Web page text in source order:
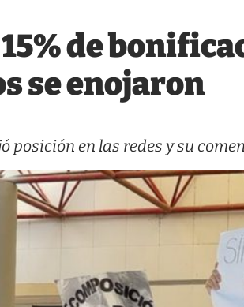
de
se enojaron
posición en las redes y su